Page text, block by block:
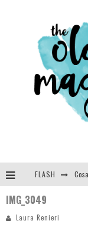
FLASH
IMG_3049
Laura Renieri